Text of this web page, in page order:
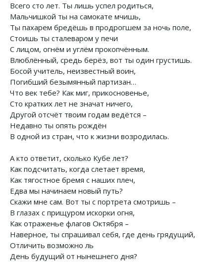
Всего сто лет. Ты лишь успел родиться,
Мальчишкой ты на самокате мчишь,
Ты пахарем бредёшь в продрогшем за ночь поле,
Стоишь ты сталеваром у печи
С лицом, огнём и углём прокопчённым.
Влюблённый, средь берёз, вот ты один грустишь.
Босой учитель, неизвестный воин,
Погибший безымянный партизан…
Что век тебе? Как миг, прикосновенье,
Сто кратких лет не значат ничего,
Другой отсчёт твоим годам ведётся –
Недавно ты опять рождён
В одной из стран, что к жизни возродилась.
А кто ответит, сколько Кубе лет?
Как подсчитать, когда слетает время,
Как тягостное бремя с наших плеч,
Едва мы начинаем новый путь?
Скажи мне сам. Вот ты с портрета смотришь –
В глазах с прищуром искорки огня,
Как отраженье флагов Октября –
Наверное, ты спрашивал себя, где день грядущий,
Отличить возможно ль
День будущий от нынешнего дня?